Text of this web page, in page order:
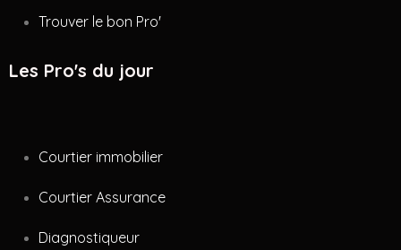
Trouver le bon Pro'
Les Pro's du jour
Courtier immobilier
Courtier Assurance
Diagnostiqueur